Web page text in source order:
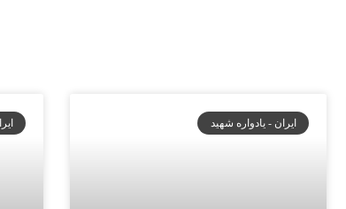
ایران - یادواره شهید